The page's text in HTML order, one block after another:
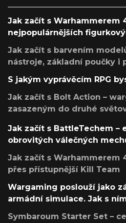
Jak začít s Warhammerem
nejpopulárnějších
Jak začít s barvením
nástroje, základní poučky i
S jakým vyprávěcím RPG
Jak začít s Bolt Action –
zasazeným do druhé
Jak začít s BattleTechem –
obrovitých válečných
Jak začít s Warhammerem
přes přístupnější Kill Team
Wargaming poslouží jako
armádní simulace. Jak s
Symbaroum Starter Set –